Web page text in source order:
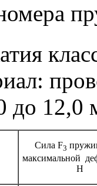
до 12,0
Сила F3
максимальной
Н